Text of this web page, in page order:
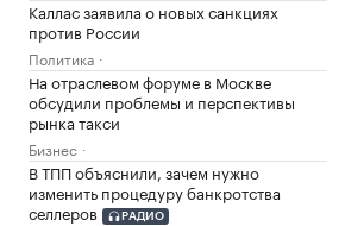
Каллас заявила о новых санкциях
против России
Политика
На отраслевом форуме в Москве
обсудили проблемы и перспективы
рынка такси
Бизнес
В ТПП объяснили, зачем нужно
изменить процедуру банкротства
селлеров
РАДИО